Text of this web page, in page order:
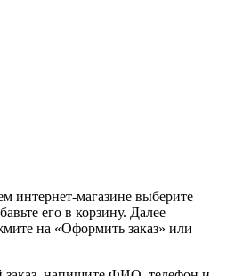
интернет-магазине выберите
его в корзину. Далее
на «Оформить заказ» или